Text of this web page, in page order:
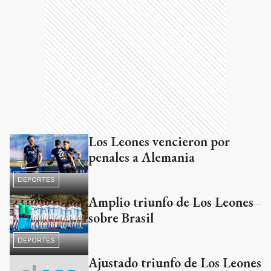
DEPORTES
Los Leones vencieron por
penales a Alemania
DEPORTES
Amplio triunfo de Los Leones
sobre Brasil
Ajustado triunfo de Los Leones